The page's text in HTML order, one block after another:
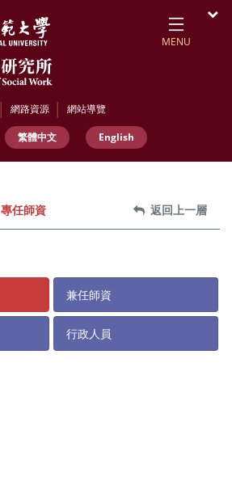
MENU
網路資源 網站導覽
繁體中文 English
專任師資 返回上一層
兼任師資
行政人員